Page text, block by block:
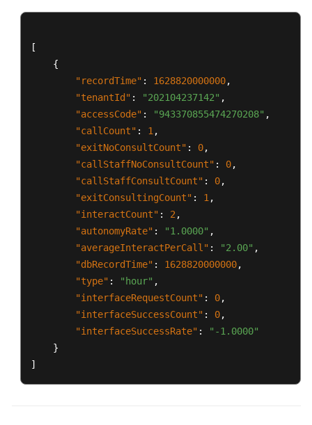
静
专
ODFS
[
{
"recordTime" : 1628820000000,
"tenantId" : "202104237142" ,
"accessCode" : "943370855474270208" ,
"callCount" : 1 ,
"exitNoConsultCount" : 0,
"callStaffNoConsultCount" : 0,
"callStaffConsultCount" : 0,
"exitConsultingCount" : 1 ,
"interactCount" : 2 ,
"autonomyRate" : "1.0000" ,
"averageInteractPerCall" : "2.00" ,
"dbRecordTime" : 1628820000000,
"type" : "hour" ,
"interfaceRequestCount" : 0,
"interfaceSuccessCount" : 0,
"interfaceSuccessRate" :
"-1.0000"
}
]